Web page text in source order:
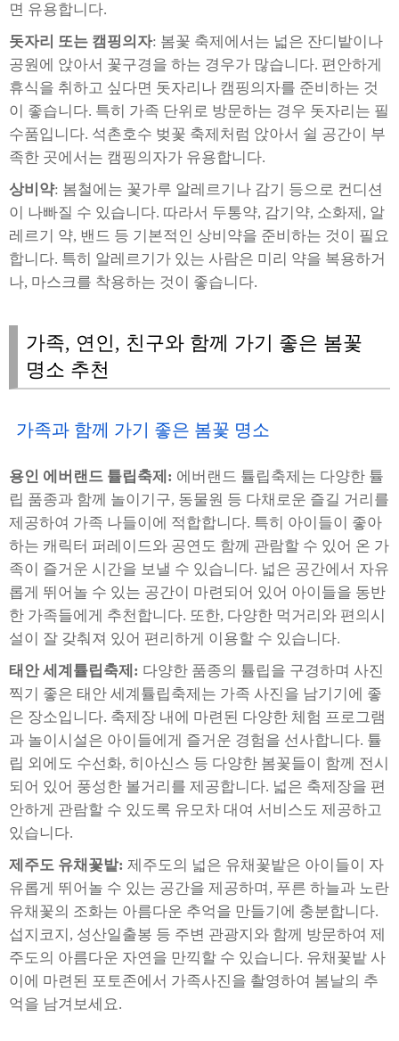
면 유용합니다.
돗자리 또는 캠핑의자: 봄꽃 축제에서는 넓은 잔디밭이나
공원에 앉아서 꽃구경을 하는 경우가 많습니다. 편안하게
휴식을 취하고 싶다면 돗자리나 캠핑의자를 준비하는 것
이 좋습니다. 특히 가족 단위로 방문하는 경우 돗자리는 필
수품입니다. 석촌호수 벚꽃 축제처럼 앉아서 쉴 공간이 부
족한 곳에서는 캠핑의자가 유용합니다.
상비약: 봄철에는 꽃가루 알레르기나 감기 등으로 컨디션
이 나빠질 수 있습니다. 따라서 두통약, 감기약, 소화제, 알
레르기 약, 밴드 등 기본적인 상비약을 준비하는 것이 필요
합니다. 특히 알레르기가 있는 사람은 미리 약을 복용하거
나, 마스크를 착용하는 것이 좋습니다.
가족, 연인, 친구와 함께 가기 좋은 봄꽃
명소 추천
가족과 함께 가기 좋은 봄꽃 명소
용인 에버랜드 튤립축제: 에버랜드 튤립축제는 다양한 튤
립 품종과 함께 놀이기구, 동물원 등 다채로운 즐길 거리를
제공하여 가족 나들이에 적합합니다. 특히 아이들이 좋아
하는 캐릭터 퍼레이드와 공연도 함께 관람할 수 있어 온 가
족이 즐거운 시간을 보낼 수 있습니다. 넓은 공간에서 자유
롭게 뛰어놀 수 있는 공간이 마련되어 있어 아이들을 동반
한 가족들에게 추천합니다. 또한, 다양한 먹거리와 편의시
설이 잘 갖춰져 있어 편리하게 이용할 수 있습니다.
태안 세계튤립축제: 다양한 품종의 튤립을 구경하며 사진
찍기 좋은 태안 세계튤립축제는 가족 사진을 남기기에 좋
은 장소입니다. 축제장 내에 마련된 다양한 체험 프로그램
과 놀이시설은 아이들에게 즐거운 경험을 선사합니다. 튤
립 외에도 수선화, 히아신스 등 다양한 봄꽃들이 함께 전시
되어 있어 풍성한 볼거리를 제공합니다. 넓은 축제장을 편
안하게 관람할 수 있도록 유모차 대여 서비스도 제공하고
있습니다.
제주도 유채꽃밭: 제주도의 넓은 유채꽃밭은 아이들이 자
유롭게 뛰어놀 수 있는 공간을 제공하며, 푸른 하늘과 노란
유채꽃의 조화는 아름다운 추억을 만들기에 충분합니다.
섭지코지, 성산일출봉 등 주변 관광지와 함께 방문하여 제
주도의 아름다운 자연을 만끽할 수 있습니다. 유채꽃밭 사
이에 마련된 포토존에서 가족사진을 촬영하여 봄날의 추
억을 남겨보세요.